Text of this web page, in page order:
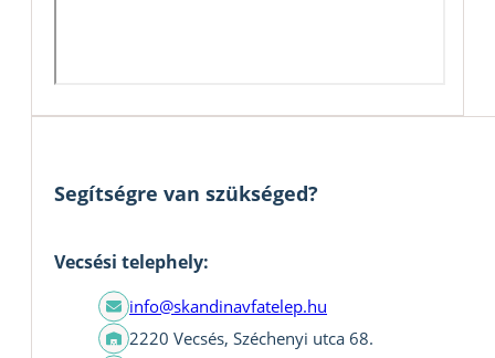
Segítségre van szükséged?
Vecsési telephely:
info@skandinavfatelep.hu
2220 Vecsés, Széchenyi utca 68.